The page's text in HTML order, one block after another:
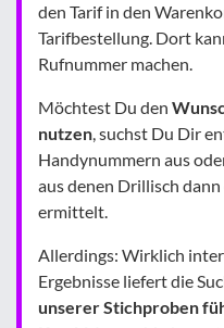
den Tarif in den
Tarifbestellung. Dort
Rufnummer machen.
Möchtest Du den
nutzen, suchst Du Dir
Handynummern aus
aus denen Drillisch
ermittelt.
Allerdings: Wirklich
Ergebnisse liefert die
unserer Stichproben